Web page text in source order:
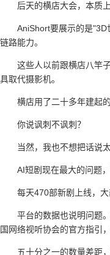
后天的横店大会，本质
AniShort要展示的是
链路能力。
这些人以前跟横店八竿
具取代摄影机。
横店用了二十多年建起
你说讽刺不讽刺？
当然，我也不想把话说太
AI短剧现在最大的问题
每天470部新剧上线，
平台的数据也说明问题
国网络视听协会的官方指引
五十分之一的数量差距